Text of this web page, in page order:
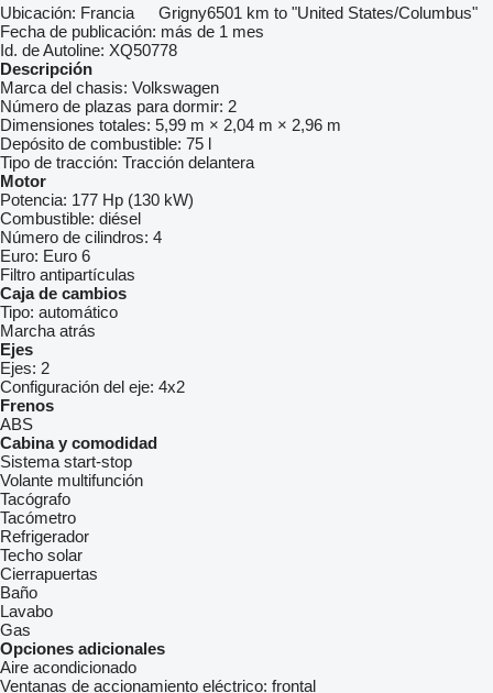
Ubicación: Francia Grigny6501 km to "United States/Columbus"
Fecha de publicación: más de 1 mes
Id. de Autoline: XQ50778
Descripción
Marca del chasis: Volkswagen
Número de plazas para dormir: 2
Dimensiones totales: 5,99 m × 2,04 m × 2,96 m
Depósito de combustible: 75 l
Tipo de tracción: Tracción delantera
Motor
Potencia: 177 Hp (130 kW)
Combustible: diésel
Número de cilindros: 4
Euro: Euro 6
Filtro antipartículas
Caja de cambios
Tipo: automático
Marcha atrás
Ejes
Ejes: 2
Configuración del eje: 4x2
Frenos
ABS
Cabina y comodidad
Sistema start-stop
Volante multifunción
Tacógrafo
Tacómetro
Refrigerador
Techo solar
Cierrapuertas
Baño
Lavabo
Gas
Opciones adicionales
Aire acondicionado
Ventanas de accionamiento eléctrico: frontal